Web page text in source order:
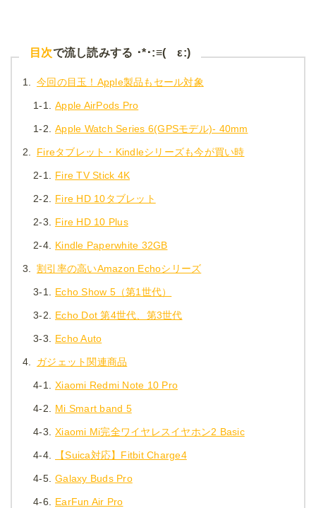
目次で流し読みする ･*･:≡( ε:)
1. 今回の目玉！Apple製品もセール対象
1-1. Apple AirPods Pro
1-2. Apple Watch Series 6(GPSモデル)- 40mm
2. Fireタブレット・Kindleシリーズも今が買い時
2-1. Fire TV Stick 4K
2-2. Fire HD 10タブレット
2-3. Fire HD 10 Plus
2-4. Kindle Paperwhite 32GB
3. 割引率の高いAmazon Echoシリーズ
3-1. Echo Show 5（第1世代）
3-2. Echo Dot 第4世代、第3世代
3-3. Echo Auto
4. ガジェット関連商品
4-1. Xiaomi Redmi Note 10 Pro
4-2. Mi Smart band 5
4-3. Xiaomi Mi完全ワイヤレスイヤホン2 Basic
4-4. 【Suica対応】Fitbit Charge4
4-5. Galaxy Buds Pro
4-6. EarFun Air Pro